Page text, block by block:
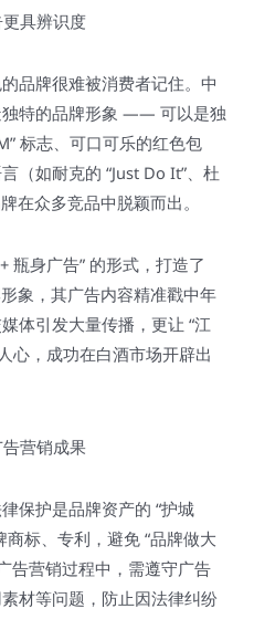
具辨识度​
品牌很难被消费者记住。中
独特的品牌形象 —— 可以是独
标志、可口可乐的红色包
（如耐克的 “Just Do It”、杜
在众多竞品中脱颖而出。​
瓶身广告” 的形式，打造了
象，其广告内容精准戳中年
体引发大量传播，更让 “江
心，成功在白酒市场开辟出
营销成果​
保护是品牌资产的 “护城
标、专利，避免 “品牌做大
告营销过程中，需遵守广告
材等问题，防止因法律纠纷